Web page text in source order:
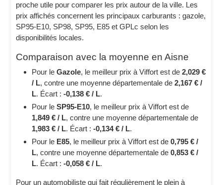
proche utile pour comparer les prix autour de la ville. Les
prix affichés concernent les principaux carburants : gazole,
SP95-E10, SP98, SP95, E85 et GPLc selon les
disponibilités locales.
Comparaison avec la moyenne en Aisne
Pour leGazole, le meilleur prix à Viffort est de2,029 €
/ L, contre une moyenne départementale de2,167 € /
L. Écart :-0,138 € / L.
Pour leSP95-E10, le meilleur prix à Viffort est de
1,849 € / L, contre une moyenne départementale de
1,983 € / L. Écart :-0,134 € / L.
Pour le E85, le meilleur prix à Viffort est de0,795 € /
L, contre une moyenne départementale de0,853 € /
L. Écart :-0,058 € / L.
Pour un automobiliste qui fait régulièrement le plein à